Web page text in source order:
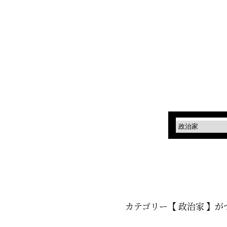
カテゴリー【 政治家 】が